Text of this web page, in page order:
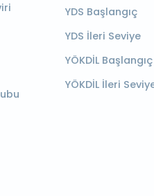
YDS Başlangıç
YDS İleri Seviye
YÖKDİL Başlangıç
YÖKDİL İleri